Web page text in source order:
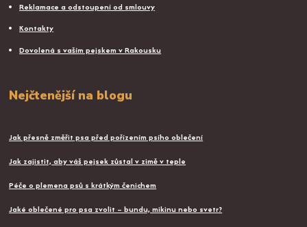
Reklamace a odstoupení od smlouvy
Kontakty
Dovolená s vaším pejskem v Rakousku
Nejčtenější na blogu
Jak přesně změřit psa před pořízením psího oblečení
Jak zajistit, aby váš pejsek zůstal v zimě v teple
Péče o plemena psů s krátkým čenichem
Jaké oblečené pro psa zvolit – bundu, mikinu nebo svetr?